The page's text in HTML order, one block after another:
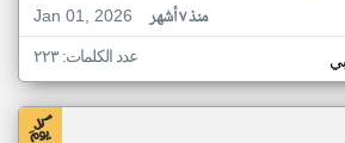
Jan 01, 2026
منذ ٧ أشهر
عدد الكلمات: ٢٢٣